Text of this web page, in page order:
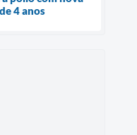
4 anos